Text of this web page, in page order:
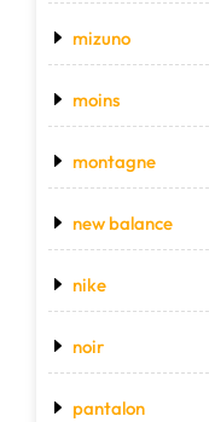
mizuno
moins
montagne
new balance
nike
noir
pantalon